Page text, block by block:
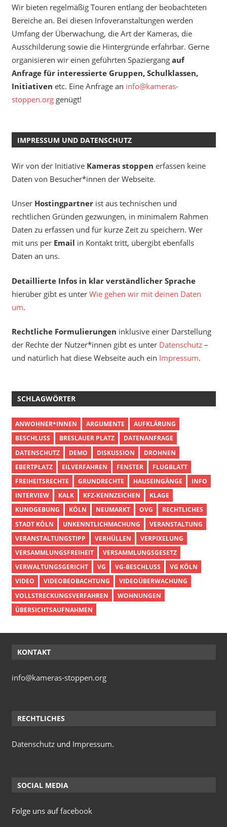
Wir bieten regelmäßig Touren entlang der beobachteten
Bereiche an. Bei diesen Infoveranstaltungen werden
Umfang der Überwachung, die Art der Kameras, die
Ausschilderung sowie die Hintergründe erfahrbar. Gerne
organisieren wir einen geführten Spaziergang auf
Anfrage für interessierte Gruppen, Schulklassen,
Initiativen etc. Eine Anfrage an info@kameras-
stoppen.orggenügt!
IMPRESSUM UND DATENSCHUTZ
Wir von der Initiative Kameras stoppen erfassen keine
Daten von Besucher*innen der Webseite.
Unser Hostingpartnerist aus technischen und
rechtlichen Gründen gezwungen, in minimalem Rahmen
Daten zu erfassen und für kurze Zeit zu speichern. Wer
mit uns per Email in Kontakt tritt, übergibt ebenfalls
Daten an uns.
Detaillierte Infos in klar verständlicher Sprache
hierüber gibt es unter Wie gehen wir mit deinen Daten
um.
Rechtliche Formulierungen inklusive einer Darstellung
der Rechte der Nutzer*innen gibt es unter Datenschutz–
und natürlich hat diese Webseite auch ein Impressum.
SCHLAGWÖRTER
ANWOHNER*INNEN ARGUMENTE
AUFKLÄRUNG
BESCHLUSS
BRESLAUER PLATZ
DATENANFRAGE
DATENSCHUTZ
DEMO DISKUSSION
DROHNEN
EBERTPLATZ
EILVERFAHREN FENSTER
FLUGBLATT
FREIHEITSRECHTE
GRUNDRECHTE HAUSEINGÄNGE
INFO
INTERVIEW
KALK KFZ-KENNZEICHEN
KLAGE
KUNDGEBUNG
KÖLN NEUMARKT OVG
RECHTLICHES
STADT KÖLN
UNKENNTLICHMACHUNG
VERANSTALTUNG
VERANSTALTUNGSTIPP
VERHÜLLEN
VERPIXELUNG
VERSAMMLUNGSFREIHEIT
VERSAMMLUNGSGESETZ
VERWALTUNGSGERICHT
VG VG-BESCHLUSS
VG KÖLN
VIDEO
VIDEOBEOBACHTUNG
VIDEOÜBERWACHUNG
VOLLSTRECKUNGSVERFAHREN
WOHNUNGEN
ÜBERSICHTSAUFNAHMEN
KONTAKT
info@kameras-stoppen.org
RECHTLICHES
Datenschutzund Impressum.
SOCIAL MEDIA
Folge uns auffacebook